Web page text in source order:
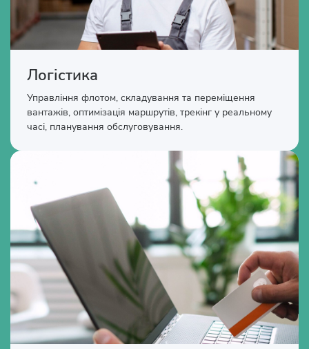
Логістика
Управління флотом, складування та переміщення
вантажів, оптимізація маршрутів, трекінг у реальному
часі, планування обслуговування.